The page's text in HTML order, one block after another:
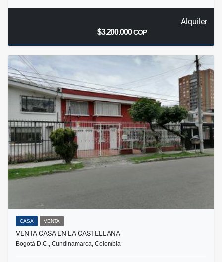
Alquiler
$3.200.000COP
CASA VENTA
VENTA CASA EN LA CASTELLANA
Bogotá D.C., Cundinamarca, Colombia